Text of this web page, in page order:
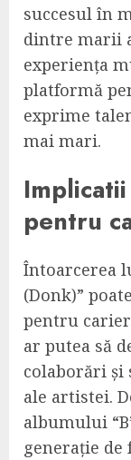
succesul în
dintre marii
experiența
platformă
exprime
mai mari.
pentru
Întoarcerea
(Donk)”
pentru
ar putea să
colaborări și
ale artistei.
albumului
generație de